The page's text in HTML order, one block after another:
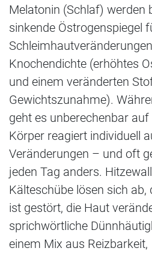
Melatonin (Schlaf) werden
sinkende Östrogenspiegel
Knochendichte (erhöhtes
und einem veränderten
Gewichtszunahme).
geht es unberechenbar
Körper reagiert individuell
Veränderungen – und oft
jeden Tag anders.
Kälteschübe lösen sich
ist gestört, die Haut
sprichwörtliche
einem Mix aus Reizbarkeit,